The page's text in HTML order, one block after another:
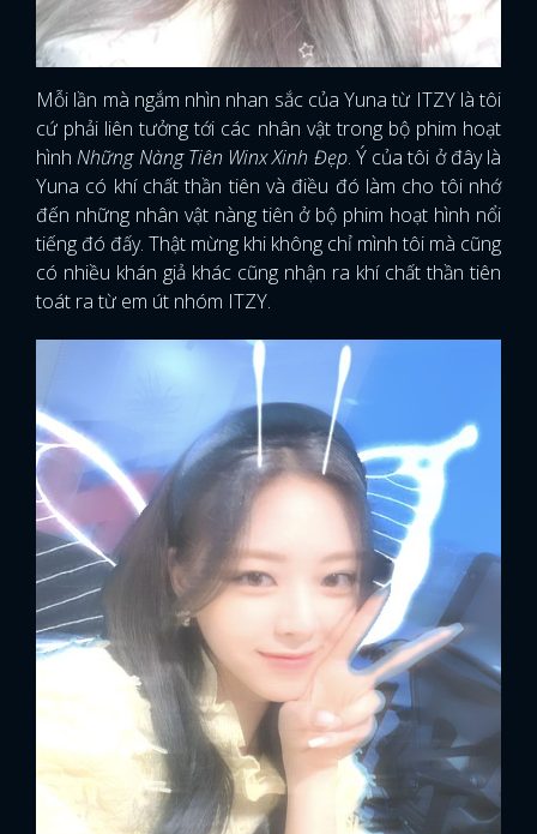
Mỗi lần mà ngắm nhìn nhan sắc của Yuna từ ITZY là tôi
cứ phải liên tưởng tới các nhân vật trong bộ phim hoạt
hìnhNhững Nàng Tiên Winx Xinh Đẹp. Ý của tôi ở đây là
Yuna có khí chất thần tiên và điều đó làm cho tôi nhớ
đến những nhân vật nàng tiên ở bộ phim hoạt hình nổi
tiếng đó đấy. Thật mừng khi không chỉ mình tôi mà cũng
có nhiều khán giả khác cũng nhận ra khí chất thần tiên
toát ra từ em út nhóm ITZY.